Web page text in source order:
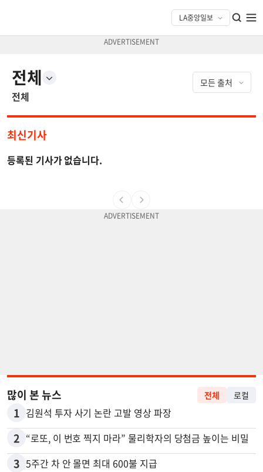
전체
전체
최신기사
등록된 기사가 없습니다.
많이 본 뉴스 전체 로컬
1 김원석 투자 사기 논란 고발 영상 파장
2 “로또, 이 번호 찍지 마라” 물리학자의 당첨금 높이는 비밀
3 5주간 차 안 몰면 최대 600불 지급